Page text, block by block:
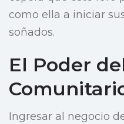
como ella a iniciar
soñados.
El Poder
Ingresar al negocio